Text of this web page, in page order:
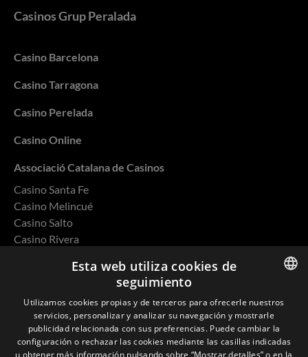
Casinos Grup Peralada
Casino Barcelona
Casino Tarragona
Casino Perelada
Casino Online
Associació Catalana de Casinos
Casino Santa Fe
Casino Melincué
Casino Salto
Casino Rivera
Política de privacidad
Cookies
ENGLISH
CATALAN
Esta web utiliza cookies de
seguimiento
Utilizamos cookies propias y de terceros para ofrecerle nuestros
servicios, personalizar y analizar su navegación y mostrarle
publicidad relacionada con sus preferencias. Puede cambiar la
configuración o rechazar las cookies mediante las casillas indicadas
u obtener más información pulsando sobre “Mostrar detalles” o en la